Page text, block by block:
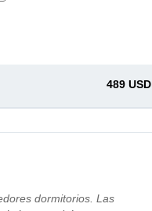
489 USD
dormitorios. Las